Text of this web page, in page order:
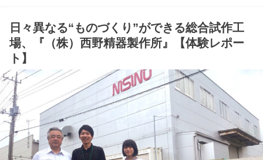
日々異なる“ものづくり”ができる総合試作工
場、『（株）西野精器製作所』【体験レポー
ト】